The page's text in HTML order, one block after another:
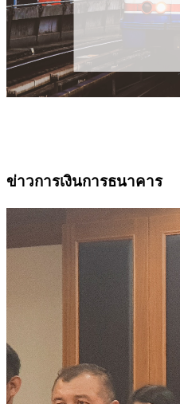
ข่าวการเงินการธนาคาร